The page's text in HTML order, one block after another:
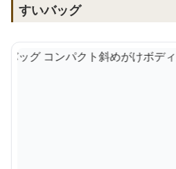
すいバッグ